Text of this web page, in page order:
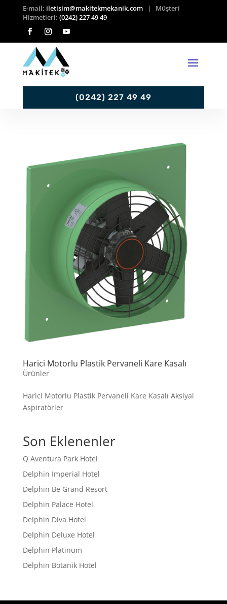
E-mail: iletisim@makitekmekanik.com| Müşteri
Hizmetleri: (0242) 227 49 49
(0242) 227 49 49
Harici Motorlu Plastik Pervaneli Kare Kasalı
Ürünler
Harici Motorlu Plastik Pervaneli Kare Kasalı Aksiyal
Aspiratörler
Son Eklenenler
Q Aventura Park Hotel
Delphin Imperial Hotel
Delphin Be Grand Resort
Delphin Palace Hotel
Delphin Diva Hotel
Delphin Deluxe Hotel
Delphin Platinum
Delphin Botanik Hotel